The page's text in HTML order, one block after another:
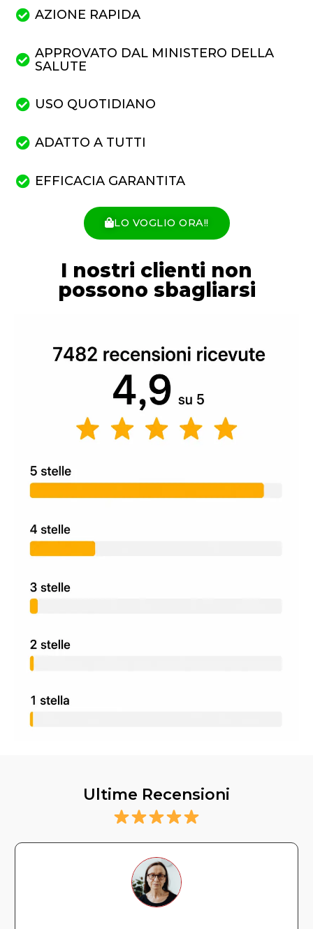
AZIONE RAPIDA
APPROVATO DAL MINISTERO DELLA
SALUTE
USO QUOTIDIANO
ADATTO A TUTTI
EFFICACIA GARANTITA
LO VOGLIO ORA!!
I nostri clienti non
possono sbagliarsi
Ultime Recensioni